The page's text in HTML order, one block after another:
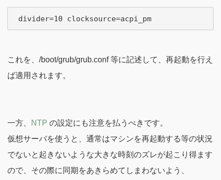
divider=10 clocksource=acpi_pm
これを、/boot/grub/grub.conf 等に記述して、再起動を行え
ば適用されます。
一方、 NTP の設定にも注意を払うべきです。
仮想サーバを使うと、通常はマシンを再起動する等の状況
でないと起きないような大きな時刻のズレが起こり得ます
ので、その際に同期をあきらめてしまわないよう、